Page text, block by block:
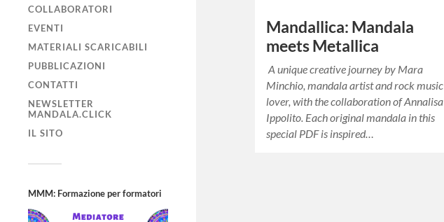
COLLABORATORI
EVENTI
MATERIALI SCARICABILI
PUBBLICAZIONI
CONTATTI
NEWSLETTER
MANDALA.CLICK
IL SITO
MMM: Formazione per formatori
Mandallica: Mandala
meets Metallica
A unique creative journey by Mara
Minchio, mandala artist and rock music
lover, with the collaboration of Annalisa
Ippolito. Each original mandala in this
special PDF is inspired…